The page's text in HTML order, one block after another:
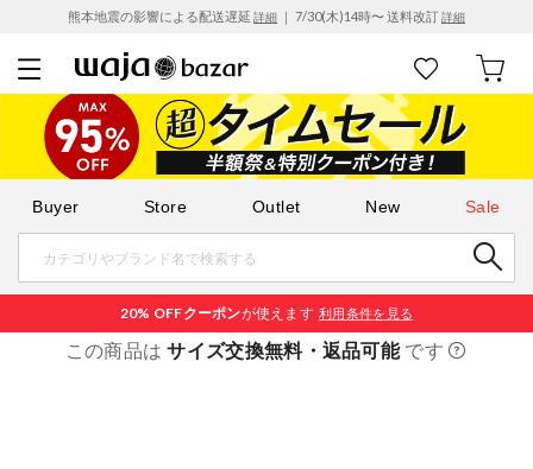
熊本地震の影響による配送遅延 詳細 ｜ 7/30(木)14時〜 送料改訂詳細
Buyer Store Outlet New Sale
20% OFFクーポンが使えます 利用条件を見る
この商品はサイズ交換無料・返品可能です